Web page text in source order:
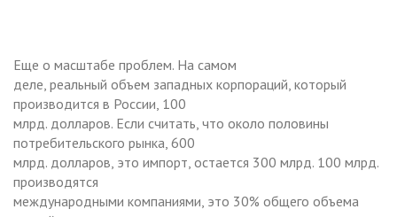
Еще о масштабе проблем. На самом
деле, реальный объем западных корпораций, который
производится в России, 100
млрд. долларов. Если считать, что около половины
потребительского рынка, 600
млрд. долларов, это импорт, остается 300 млрд. 100 млрд.
производятся
международными компаниями, это 30% общего объема